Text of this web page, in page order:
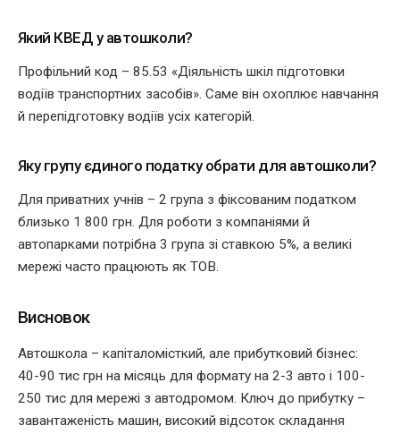
Який КВЕД у автошколи?
Профільний код – 85.53 «Діяльність шкіл підготовки
водіїв транспортних засобів». Саме він охоплює навчання
й перепідготовку водіїв усіх категорій.
Яку групу єдиного податку обрати для автошколи?
Для приватних учнів – 2 група з фіксованим податком
близько 1 800 грн. Для роботи з компаніями й
автопарками потрібна 3 група зі ставкою 5%, а великі
мережі часто працюють як ТОВ.
Висновок
Автошкола – капіталомісткий, але прибутковий бізнес:
40-90 тис грн на місяць для формату на 2-3 авто і 100-
250 тис для мережі з автодромом. Ключ до прибутку –
завантаженість машин, високий відсоток складання